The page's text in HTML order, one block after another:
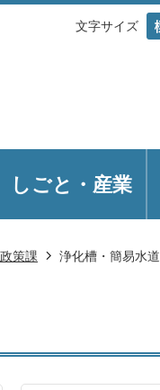
文字サイズ
しごと・産業
策課 浄化槽・簡易水道